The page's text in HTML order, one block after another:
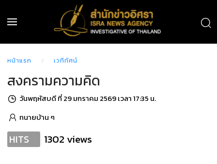
หน้าแรก เวทีทัศน์
สงครามความคิด
วันพฤหัสบดี ที่ 29 มกราคม 2569 เวลา 17:35 น.
ทนายบ้าน ๆ
HITS 1302 views